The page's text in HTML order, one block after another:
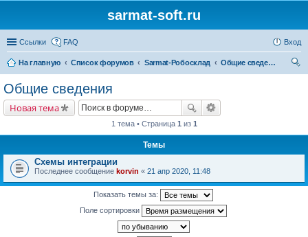
sarmat-soft.ru
Ссылки FAQ Вход
На главную Список форумов Sarmat-Робосклад
Общие сведения
Общие сведения
Новая тема
1 тема • Страница 1 из 1
Темы
Схемы интеграции
Последнее сообщение korvin « 21 апр 2020, 11:48
Показать темы за:
Поле сортировки